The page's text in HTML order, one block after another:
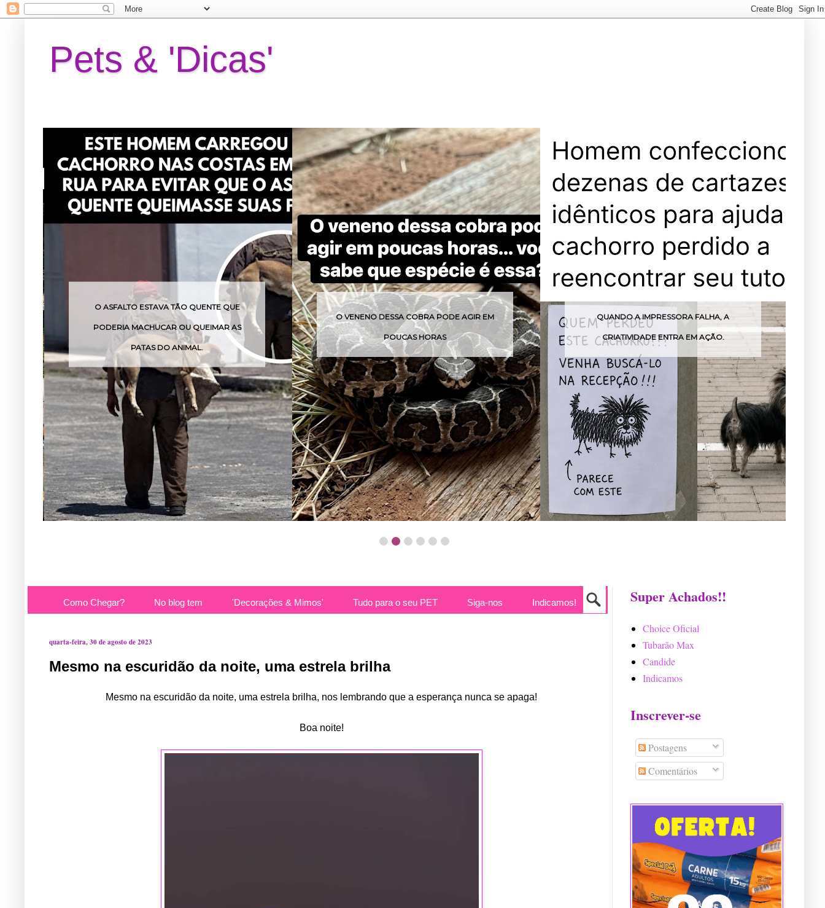
Pets & 'Dicas'
O ASFALTO ESTAVA TÃO QUENTE QUE
PODERIA MACHUCAR OU QUEIMAR AS
PATAS DO ANIMAL.
O VENENO DESSA COBRA PODE AGIR EM
POUCAS HORAS
QUANDO A IMPRESSORA FALHA, A
CRIATIVIDADE ENTRA EM AÇÃO.
Como Chegar? No blog tem 'Decorações & Mimos' Tudo para o seu PET Siga-nos Indicamos!
quarta-feira, 30 de agosto de 2023
Mesmo na escuridão da noite, uma estrela brilha
Mesmo na escuridão da noite, uma estrela brilha, nos lembrando que a esperança nunca se apaga!
Boa noite!
Super Achados!!
Choice Oficial
Tubarão Max
Candide
Indicamos
Inscrever-se
Postagens
Comentários